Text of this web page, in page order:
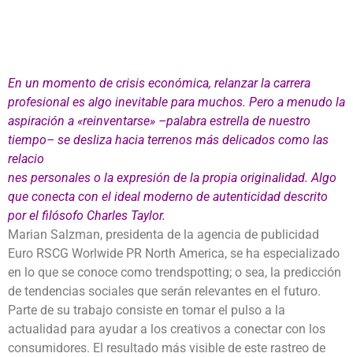
En un momento de crisis económica, relanzar la carrera
profesional es algo inevitable para muchos. Pero a menudo la
aspiración a «reinventarse» –palabra estrella de nuestro
tiempo– se desliza hacia terrenos más delicados como las
relacio
nes personales o la expresión de la propia originalidad. Algo
que conecta con el ideal moderno de autenticidad descrito
por el filósofo Charles Taylor.
Marian Salzman, presidenta de la agencia de publicidad
Euro RSCG Worlwide PR North America, se ha especializado
en lo que se conoce como trendspotting; o sea, la predicción
de tendencias sociales que serán relevantes en el futuro.
Parte de su trabajo consiste en tomar el pulso a la
actualidad para ayudar a los creativos a conectar con los
consumidores. El resultado más visible de este rastreo de